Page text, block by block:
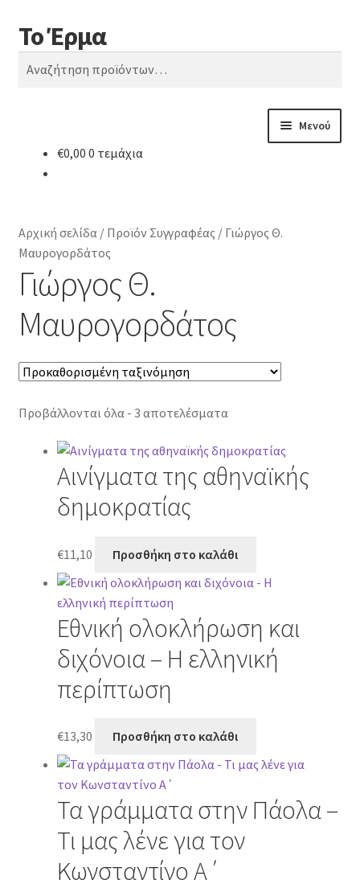
Απευθείας
μετάβαση
στην
Μετάβαση
σε
περιεχόμενο
Το Έρμα
Αναζήτηση
Αναζήτηση
Μενού
Κατηγορίες Βιβλίων
Συχνές Ερωτήσεις
Επικοινωνία
€0,00 0 τεμάχια
Αρχική σελίδα/ Προϊόν Συγγραφέας / Γιώργος Θ.
Μαυρογορδάτος
Γιώργος Θ.
Μαυρογορδάτος
Προβάλλονται όλα - 3 αποτελέσματα
Αινίγματα της αθηναϊκής
δημοκρατίας
€11,10 Προσθήκη στο καλάθι
Εθνική ολοκλήρωση και
διχόνοια – Η ελληνική
περίπτωση
€13,30 Προσθήκη στο καλάθι
Τα γράμματα στην Πάολα –
Τι μας λένε για τον
Κωνσταντίνο Α΄